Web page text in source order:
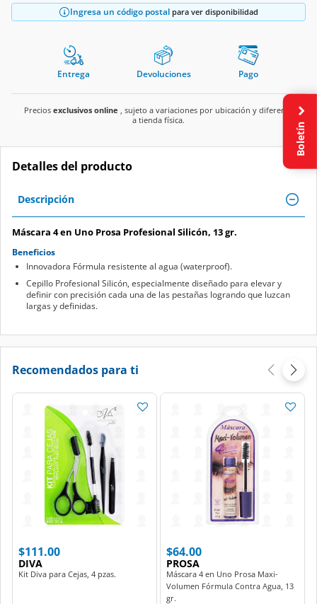
Ingresa un código postal para ver disponibilidad
Entrega Devoluciones Pago
Precios exclusivos online , sujeto a variaciones por ubicación y diferente
a tienda física.
Detalles del producto
Descripción
Máscara 4 en Uno Prosa Profesional Silicón, 13 gr.
Beneficios
Innovadora Fórmula resistente al agua (waterproof).
Cepillo Profesional Silicón, especialmente diseñado para elevar y
definir con precisión cada una de las pestañas logrando que luzcan
largas y definidas.
Recomendados para ti
$111.00
DIVA
Kit Diva para Cejas, 4 pzas.
$64.00
PROSA
Máscara 4 en Uno Prosa Maxi-
Volumen Fórmula Contra Agua, 13
gr.
Boletín